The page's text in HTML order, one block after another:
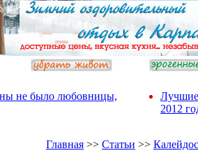
не было любовницы,
Лучшие
2012
Главная >> Статьи >>